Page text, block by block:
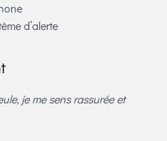
d’alerte
je me sens rassurée et